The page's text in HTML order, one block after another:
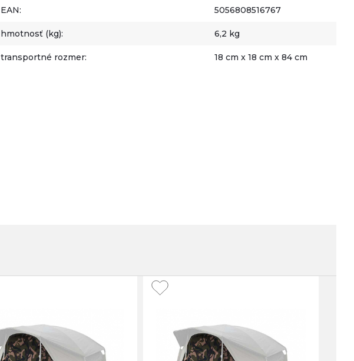
EAN: 5056808516767
hmotnosť (kg): 6,2 kg
transportné rozmer: 18 cm x 18 cm x 84 cm